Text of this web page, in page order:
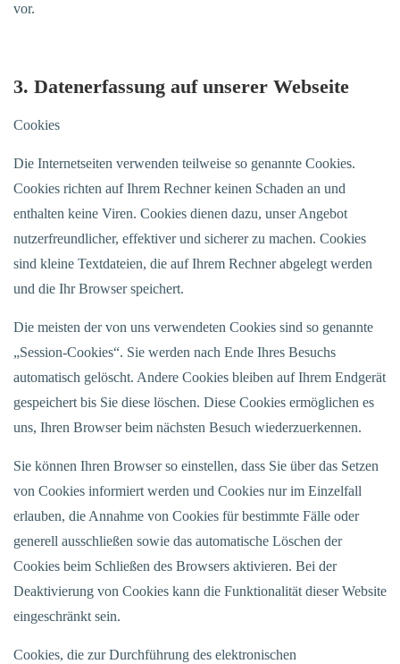
vor.
3. Datenerfassung auf unserer Webseite
Cookies
Die Internetseiten verwenden teilweise so genannte Cookies.
Cookies richten auf Ihrem Rechner keinen Schaden an und
enthalten keine Viren. Cookies dienen dazu, unser Angebot
nutzerfreundlicher, effektiver und sicherer zu machen. Cookies
sind kleine Textdateien, die auf Ihrem Rechner abgelegt werden
und die Ihr Browser speichert.
Die meisten der von uns verwendeten Cookies sind so genannte
„Session-Cookies“. Sie werden nach Ende Ihres Besuchs
automatisch gelöscht. Andere Cookies bleiben auf Ihrem Endgerät
gespeichert bis Sie diese löschen. Diese Cookies ermöglichen es
uns, Ihren Browser beim nächsten Besuch wiederzuerkennen.
Sie können Ihren Browser so einstellen, dass Sie über das Setzen
von Cookies informiert werden und Cookies nur im Einzelfall
erlauben, die Annahme von Cookies für bestimmte Fälle oder
generell ausschließen sowie das automatische Löschen der
Cookies beim Schließen des Browsers aktivieren. Bei der
Deaktivierung von Cookies kann die Funktionalität dieser Website
eingeschränkt sein.
Cookies, die zur Durchführung des elektronischen